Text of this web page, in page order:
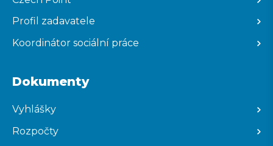
Profil zadavatele
Koordinátor sociální práce
Dokumenty
Vyhlášky
Rozpočty